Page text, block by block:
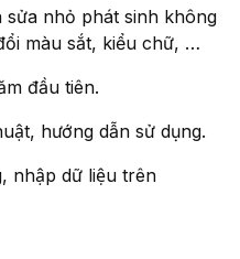
nhỏ phát sinh không
màu sắt, kiểu chữ, …
đầu tiên.
hướng dẫn sử dụng.
nhập dữ liệu trên